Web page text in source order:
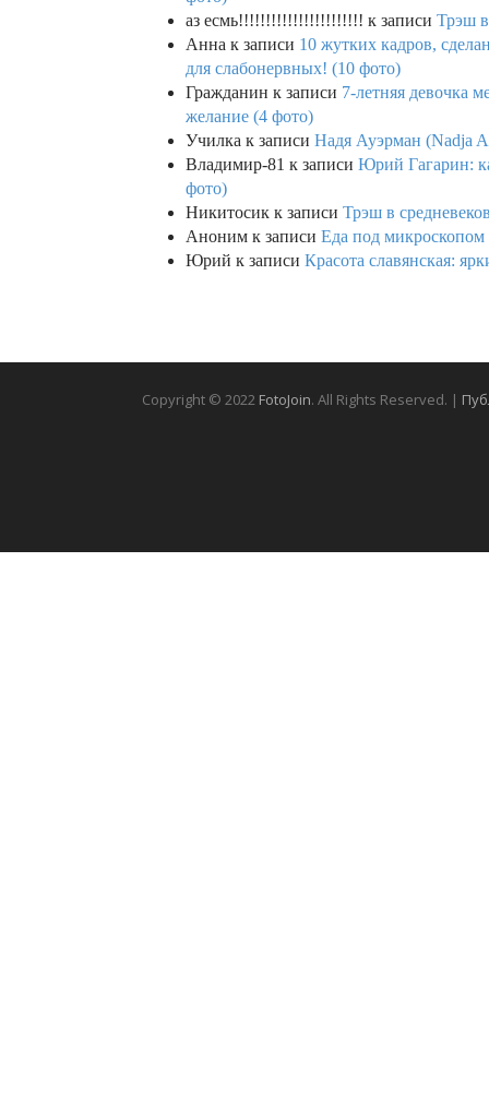
аз есмь!!!!!!!!!!!!!!!!!!!!!!! к записи Трэш в
Анна к записи 10 жутких кадров,
для слабонервных! (10 фото)
Гражданин к записи 7-летняя девочка
желание (4 фото)
Училка к записи Надя Ауэрман (Nadja
Владимир-81 к записи Юрий Гагарин:
фото)
Никитосик к записи Трэш в
Аноним к записи Еда под микроскопом
Юрий к записи Красота славянская:
Copyright © 2022 FotoJoin. All Rights Reserved. |